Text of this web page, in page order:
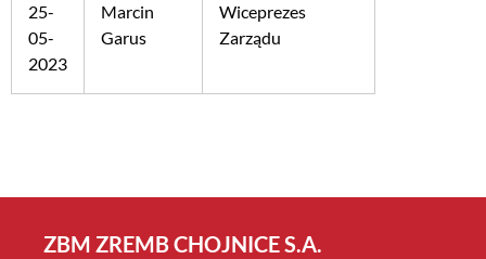
25-
05-
2023
Marcin
Garus
Wiceprezes
Zarządu
ZBM ZREMB CHOJNICE S.A.